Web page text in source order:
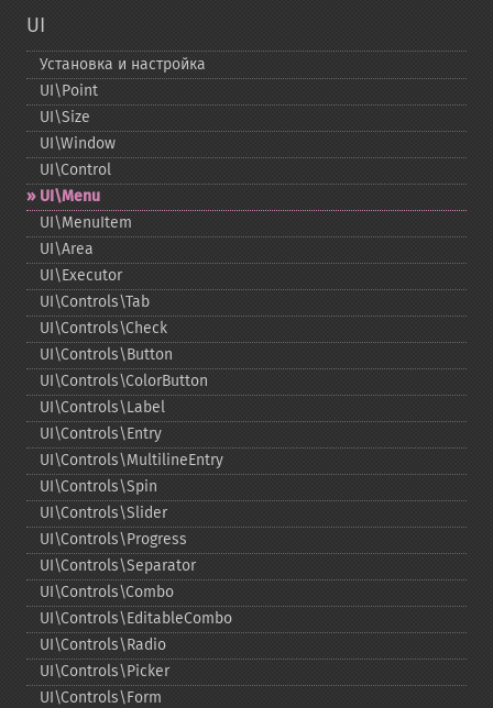
UI
Установка и настройка
UI\Point
UI\Size
UI\Window
UI\Control
UI\Menu
UI\MenuItem
UI\Area
UI\Executor
UI\Controls\Tab
UI\Controls\Check
UI\Controls\Button
UI\Controls\ColorButton
UI\Controls\Label
UI\Controls\Entry
UI\Controls\MultilineEntry
UI\Controls\Spin
UI\Controls\Slider
UI\Controls\Progress
UI\Controls\Separator
UI\Controls\Combo
UI\Controls\EditableCombo
UI\Controls\Radio
UI\Controls\Picker
UI\Controls\Form